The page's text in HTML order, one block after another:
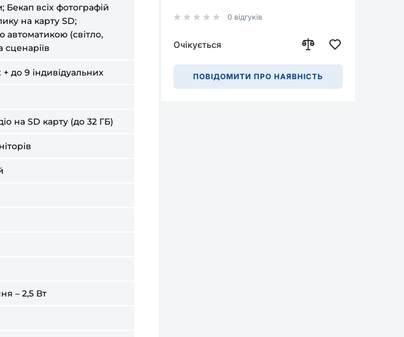
всіх фотографій
на карту SD;
(світло,
сценаріїв
до 9 індивідуальних
на SD карту (до 32 ГБ)
– 2,5 Вт
0 відгуків
Очікується
ПОВІДОМИТИ ПРО НАЯВНІСТЬ